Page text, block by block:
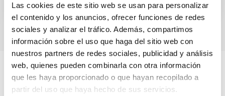
Las cookies de este sitio web se usan para personalizar
el contenido y los anuncios, ofrecer funciones de redes
sociales y analizar el tráfico. Además, compartimos
información sobre el uso que haga del sitio web con
nuestros partners de redes sociales, publicidad y análisis
web, quienes pueden combinarla con otra información
que les haya proporcionado o que hayan recopilado a
partir del uso que haya hecho de sus servicios.